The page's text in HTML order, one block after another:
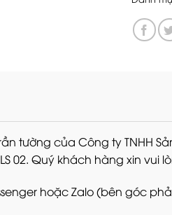
tường của Công ty TNHH
02. Quý khách hàng xin vui
hoặc Zalo (bên góc